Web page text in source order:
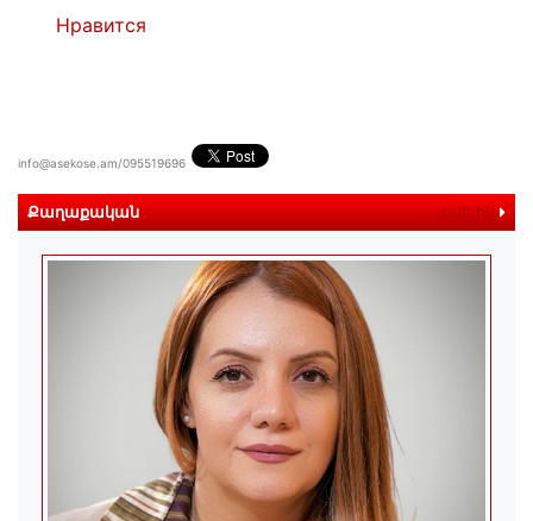
Нравится
info@asekose.am/095519696
Քաղաքական ավելին